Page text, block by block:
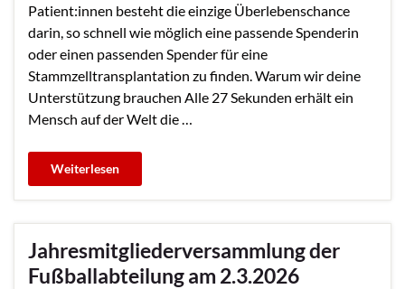
Patient:innen besteht die einzige Überlebenschance
darin, so schnell wie möglich eine passende Spenderin
oder einen passenden Spender für eine
Stammzelltransplantation zu finden. Warum wir deine
Unterstützung brauchen Alle 27 Sekunden erhält ein
Mensch auf der Welt die …
Jahresmitgliederversammlung der
Fußballabteilung am 2.3.2026